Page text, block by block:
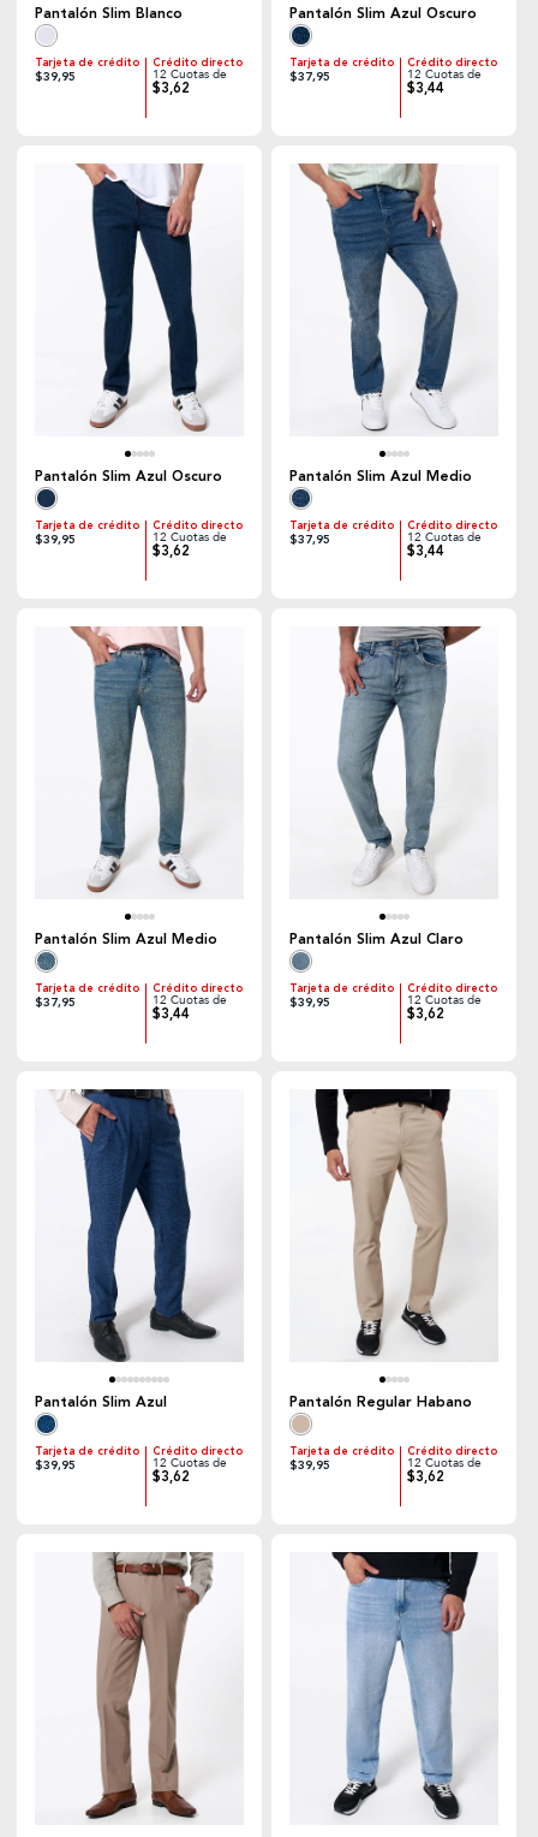
Pantalón Slim Blanco
Tarjeta de crédito
$39,95
Crédito directo
12 Cuotas de
$3,62
Pantalón Slim Azul Oscuro
Tarjeta de crédito
$37,95
Crédito directo
12 Cuotas de
$3,44
Pantalón Slim Azul Oscuro
Tarjeta de crédito
$39,95
Crédito directo
12 Cuotas de
$3,62
Pantalón Slim Azul Medio
Tarjeta de crédito
$37,95
Crédito directo
12 Cuotas de
$3,44
Pantalón Slim Azul Medio
Tarjeta de crédito
$37,95
Crédito directo
12 Cuotas de
$3,44
Pantalón Slim Azul Claro
Tarjeta de crédito
$39,95
Crédito directo
12 Cuotas de
$3,62
Pantalón Slim Azul
Tarjeta de crédito
$39,95
Crédito directo
12 Cuotas de
$3,62
Pantalón Regular Habano
Tarjeta de crédito
$39,95
Crédito directo
12 Cuotas de
$3,62